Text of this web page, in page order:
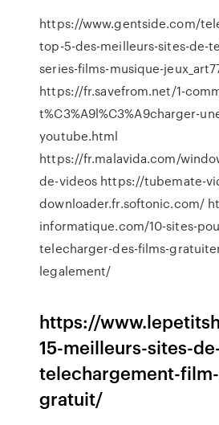
https://www.gentside.com/
top-5-des-meilleurs-sites-de-
series-films-musique-
https://fr.savefrom.net/1-
t%C3%A9l%C3%A9charger-
youtube.html
https://fr.malavida.com/
de-videos https://tubemate-
downloader.fr.softonic.com/
informatique.com/10-sites-
telecharger-des-films-
legalement/
https://
15-meilleurs-sites-
telechargement-
gratuit/